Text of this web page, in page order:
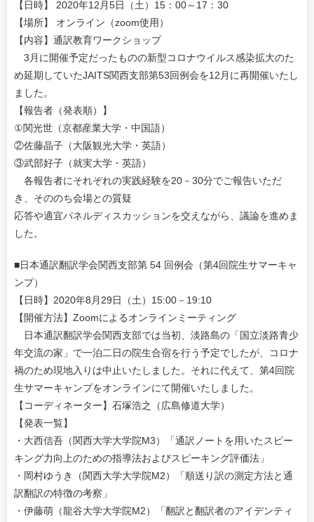
【日時】 2020年12月5日（土）15：00～17：30
【場所】 オンライン（zoom使用）
【内容】通訳教育ワークショップ
3月に開催予定だったものの新型コロナウイルス感染拡大のた
め延期していたJAITS関西支部第53回例会を12月に再開催いたし
ました。
【報告者（発表順）】
①関光世（京都産業大学・中国語）
②佐藤晶子（大阪観光大学・英語）
③武部好子（就実大学・英語）
各報告者にそれぞれの実践経験を20－30分でご報告いただ
き、そののち会場との質疑
応答や適宜パネルディスカッションを交えながら、議論を進めま
した。
■日本通訳翻訳学会関西支部第 54 回例会（第4回院生サマーキャ
ンプ）
【日時】2020年8月29日（土）15:00－19:10
【開催方法】Zoomによるオンラインミーティング
日本通訳翻訳学会関西支部では当初、淡路島の「国立淡路青少
年交流の家」で一泊二日の院生合宿を行う予定でしたが、コロナ
禍のため現地入りは中止いたしました。それに代えて、第4回院
生サマーキャンプをオンラインにて開催いたしました。
【コーディネーター】石塚浩之（広島修道大学）
【発表一覧】
・大西信吾（関西大学大学院M3）「通訳ノートを用いたスピー
キング力向上のための指導法およびスピーキング評価法」
・岡村ゆうき（関西大学大学院M2）「順送り訳の測定方法と通
訳翻訳の特徴の考察」
・伊藤萌（龍谷大学大学院M2）「翻訳と翻訳者のアイデンティ